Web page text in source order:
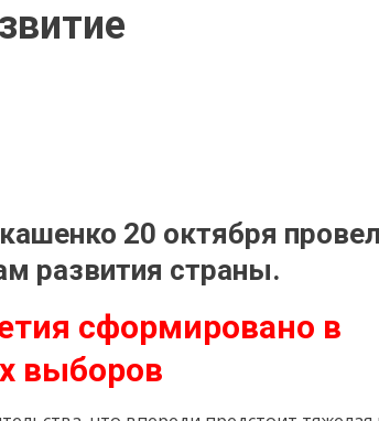
20 октября
развития страны.
сформировано в
выборов